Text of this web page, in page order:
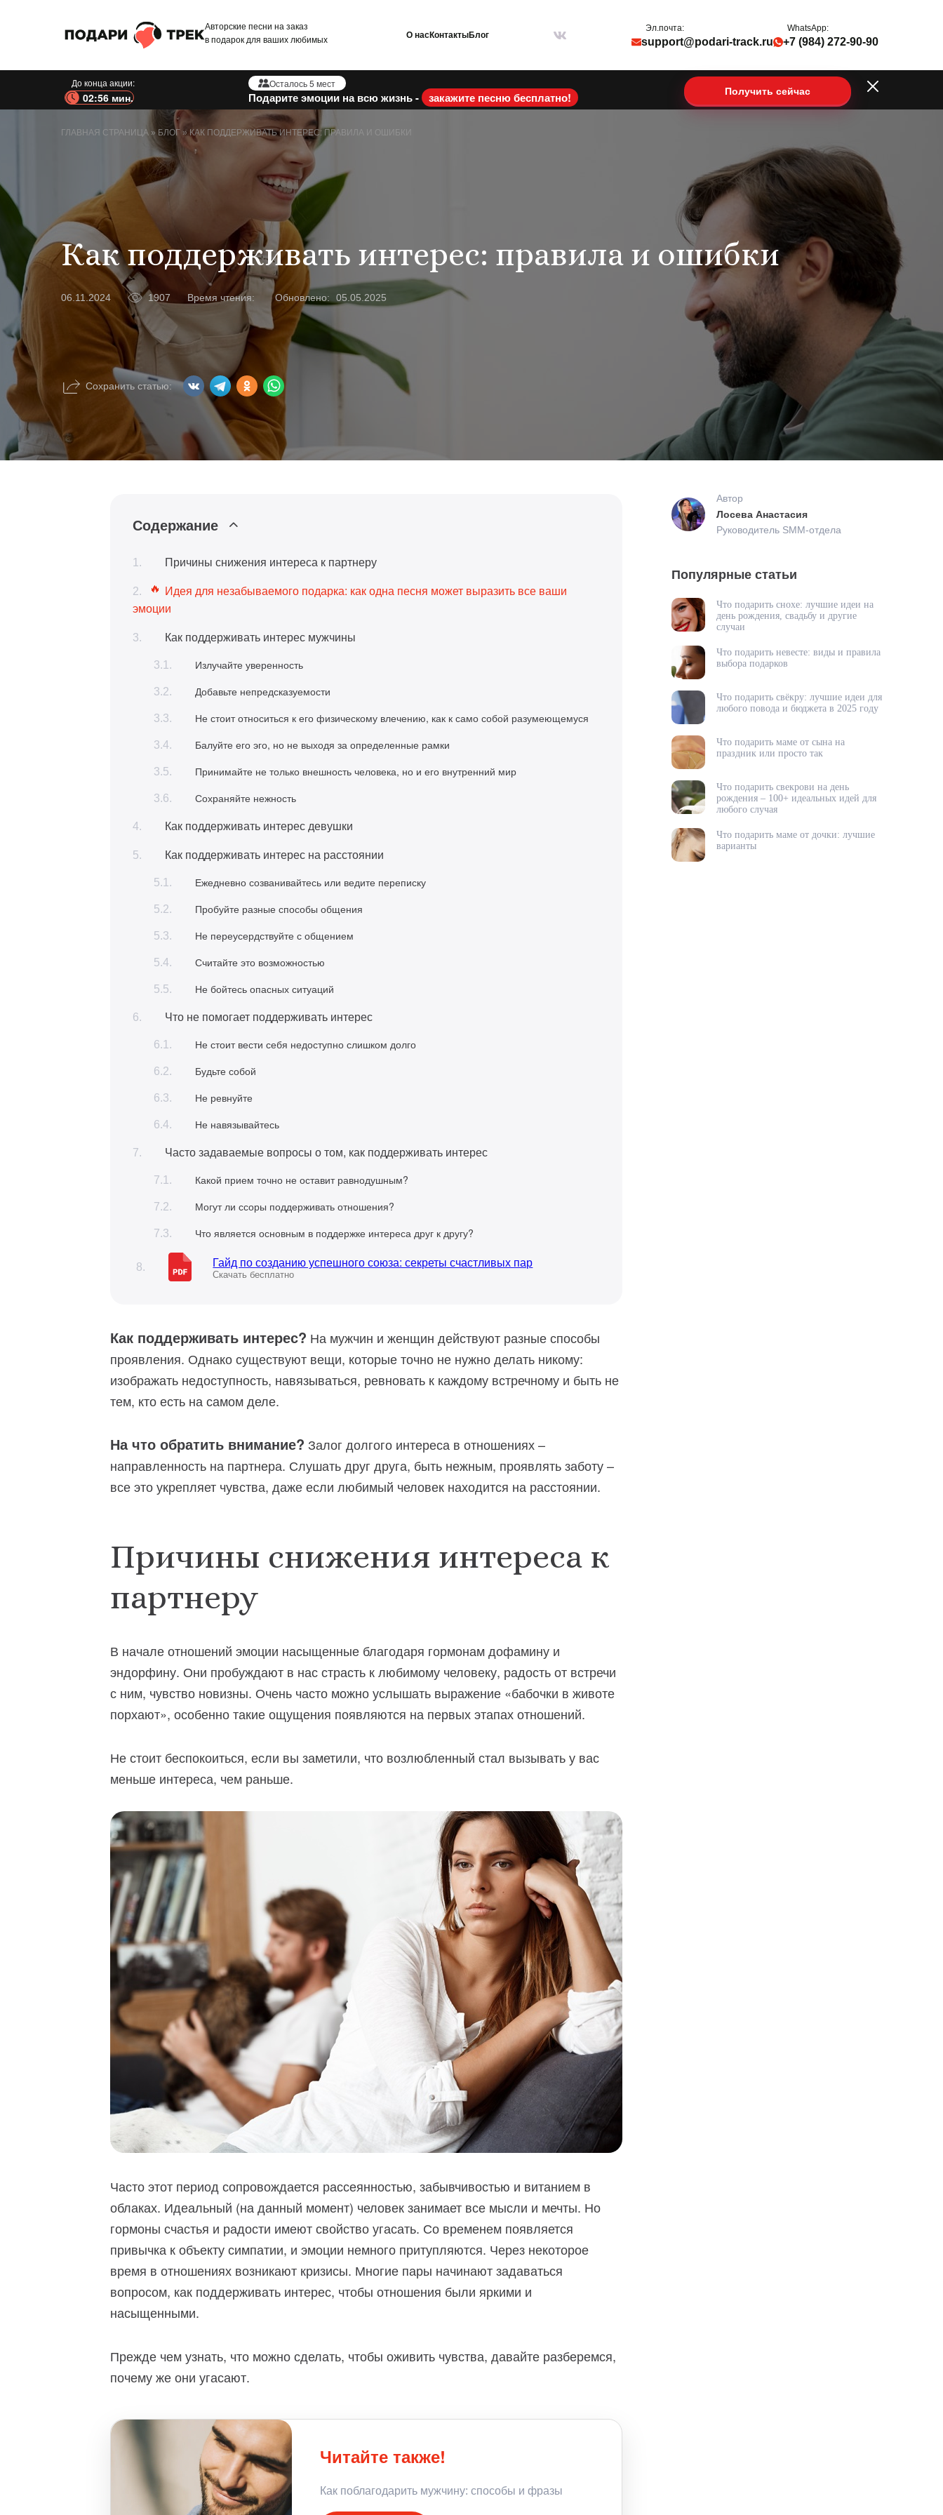
Авторские песни на заказ
в подарок для ваших любимых
О насКонтактыБлог
Эл.почта:
support@podari-track.ru
WhatsApp:
+7 (984) 272-90-90
До конца акции:
02:54 мин.
Осталось 5 мест
Подарите эмоции на всю жизнь - закажите песню бесплатно! Получить сейчас
ГЛАВНАЯ СТРАНИЦА » БЛОГ » КАК ПОДДЕРЖИВАТЬ ИНТЕРЕС: ПРАВИЛА И ОШИБКИ
Как поддерживать интерес: правила и ошибки
06.11.2024 1907 Время чтения: Обновлено: 05.05.2025
Сохранить статью:
Содержание
Причины снижения интереса к партнеру
Идея для незабываемого подарка: как одна песня может выразить все ваши
эмоции
Как поддерживать интерес мужчины
Излучайте уверенность
Добавьте непредсказуемости
Не стоит относиться к его физическому влечению, как к само собой разумеющемуся
Балуйте его эго, но не выходя за определенные рамки
Принимайте не только внешность человека, но и его внутренний мир
Сохраняйте нежность
Как поддерживать интерес девушки
Как поддерживать интерес на расстоянии
Ежедневно созванивайтесь или ведите переписку
Пробуйте разные способы общения
Не переусердствуйте с общением
Считайте это возможностью
Не бойтесь опасных ситуаций
Что не помогает поддерживать интерес
Не стоит вести себя недоступно слишком долго
Будьте собой
Не ревнуйте
Не навязывайтесь
Часто задаваемые вопросы о том, как поддерживать интерес
Какой прием точно не оставит равнодушным?
Могут ли ссоры поддерживать отношения?
Что является основным в поддержке интереса друг к другу?
Гайд по созданию успешного союза: секреты счастливых пар
Скачать бесплатно
Как поддерживать интерес? На мужчин и женщин действуют разные способы
проявления. Однако существуют вещи, которые точно не нужно делать никому:
изображать недоступность, навязываться, ревновать к каждому встречному и быть не
тем, кто есть на самом деле.
На что обратить внимание? Залог долгого интереса в отношениях –
направленность на партнера. Слушать друг друга, быть нежным, проявлять заботу –
все это укрепляет чувства, даже если любимый человек находится на расстоянии.
Причины снижения интереса к
партнеру
В начале отношений эмоции насыщенные благодаря гормонам дофамину и
эндорфину. Они пробуждают в нас страсть к любимому человеку, радость от встречи
с ним, чувство новизны. Очень часто можно услышать выражение «бабочки в животе
порхают», особенно такие ощущения появляются на первых этапах отношений.
Не стоит беспокоиться, если вы заметили, что возлюбленный стал вызывать у вас
меньше интереса, чем раньше.
Часто этот период сопровождается рассеянностью, забывчивостью и витанием в
облаках. Идеальный (на данный момент) человек занимает все мысли и мечты. Но
гормоны счастья и радости имеют свойство угасать. Со временем появляется
привычка к объекту симпатии, и эмоции немного притупляются. Через некоторое
время в отношениях возникают кризисы. Многие пары начинают задаваться
вопросом, как поддерживать интерес, чтобы отношения были яркими и
насыщенными.
Прежде чем узнать, что можно сделать, чтобы оживить чувства, давайте разберемся,
почему же они угасают.
Читайте также!
Как поблагодарить мужчину: способы и фразы
Автор
Лосева Анастасия
Руководитель SMM-отдела
Популярные статьи
Что подарить снохе: лучшие идеи на
день рождения, свадьбу и другие
случаи
Что подарить невесте: виды и правила
выбора подарков
Что подарить свёкру: лучшие идеи для
любого повода и бюджета в 2025 году
Что подарить маме от сына на
праздник или просто так
Что подарить свекрови на день
рождения – 100+ идеальных идей для
любого случая
Что подарить маме от дочки: лучшие
варианты